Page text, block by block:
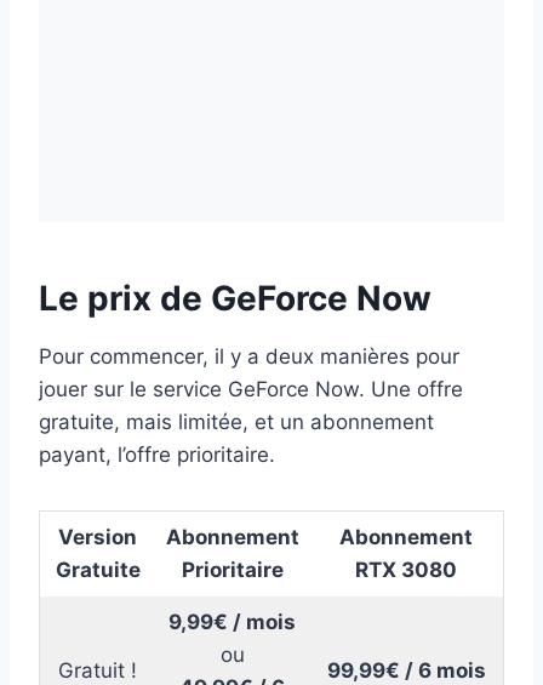
Le prix de GeForce Now
Pour commencer, il y a deux manières pour
jouer sur le service GeForce Now. Une offre
gratuite, mais limitée, et un abonnement
payant, l’offre prioritaire.
Version
Gratuite
Abonnement
Prioritaire
Abonnement
RTX 3080
Gratuit !
9,99€ / mois
ou
99,99€ / 6 mois